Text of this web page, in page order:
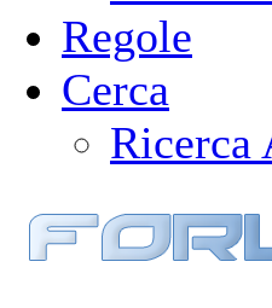
Regole
Cerca
Ricerca